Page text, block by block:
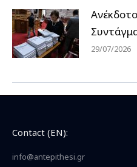
29/07/2026
Contact (EN):
info@antepithesi.gr